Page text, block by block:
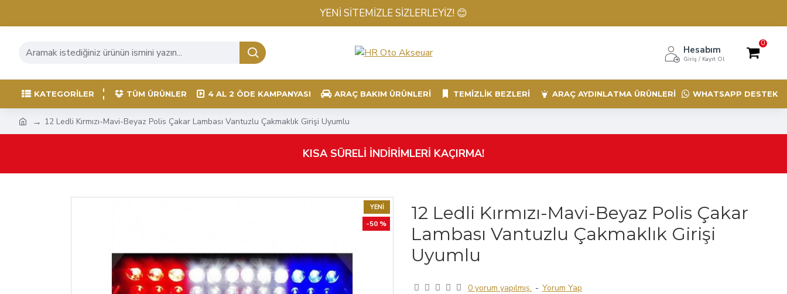
YENİ SİTEMİZLE SİZLERLEYİZ! 😊
Hesabım
Giriş / Kayıt Ol
0
KATEGORILER TÜM ÜRÜNLER 4 AL 2 ÖDE KAMPANYASI ARAÇ BAKIM ÜRÜNLERI TEMIZLIK BEZLERI ARAÇ AYDINLATMA ÜRÜNLERI WHATSAPP DESTEK
12 Ledli Kırmızı-Mavi-Beyaz Polis Çakar Lambası Vantuzlu Çakmaklık Girişi Uyumlu
KISA SÜRELİ İNDİRİMLERİ KAÇIRMA!
YENI
-50 %
12 Ledli Kırmızı-Mavi-Beyaz Polis Çakar
Lambası Vantuzlu Çakmaklık Girişi
Uyumlu
0 yorum yapılmış. - Yorum Yap